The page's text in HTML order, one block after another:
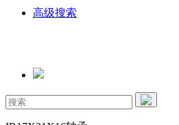
高级搜索